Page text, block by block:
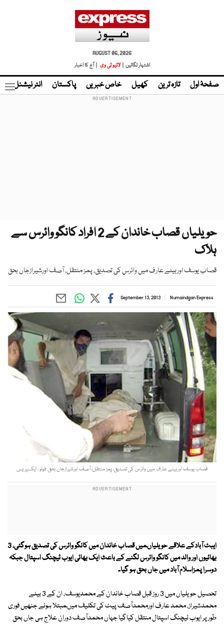
AUGUST 06, 2026
اشتہار لگائیں |
لائیو ٹی وی | آج کا اخبار
صفحۂ اول تازہ ترین کھیل خاص خبریں پاکستان انٹر نیشنل
حویلیاں قصاب خاندان کے 2 افراد کانگو وائرس سے
ہلاک
قصاب یوسف اوربیٹے عارف میں وائرس کی تصدیق، پمز منتقل، آصف اورشیرازجاں بحق
Numaindgan Express
September 13, 2013
قصاب یوسف اوربیٹے عارف میں وائرس کی تصدیق، پمز منتقل، آصف اورشیرازجاں بحق. فوٹو : ایکسپریس
ایبٹ آبادکے علاقے حویلیاںمیں قصاب خاندان میں کانگو وائرس کی تصدیق ہوگئی، 3
بھائیوں اور والد میں کانگو وائرس لگنے کے باعث ایک بھائی ایوب ٹیچنگ اسپتال جبکہ
دوسرا پمزاسلام آباد میں جاں بحق ہو گیا۔
تحصیل حویلیاں میں 3 روز قبل قصاب خاندان کے محمدیوسف، ان کے 3 بیٹے
محمدشیراز، محمد عارف اورمحمدآصف پیٹ کی تکلیف میںمبتلا ہوئے جنھیں فوری
طورپر ایوب ٹیچنگ اسپتال منتقل کیاگیا جہاں محمدآصف دوران علاج ہی جاں بحق